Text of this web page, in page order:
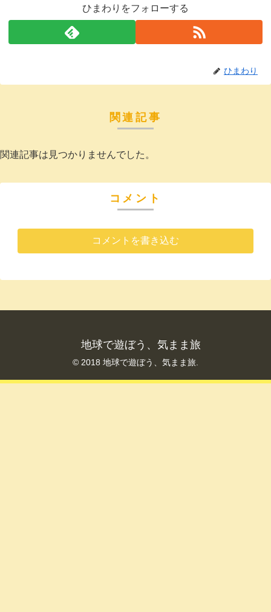
ひまわりをフォローする
ひまわり
関連記事
関連記事は見つかりませんでした。
コメント
コメントを書き込む
地球で遊ぼう、気まま旅
© 2018 地球で遊ぼう、気まま旅.